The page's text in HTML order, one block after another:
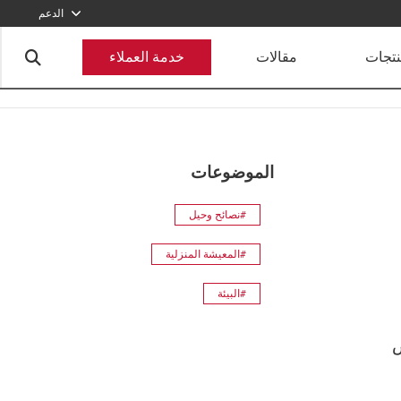
الدعم
920012456
مقالات خدمة العملاء
الموضوعات
#نصائح وحيل
#المعيشة المنزلية
#البيئة